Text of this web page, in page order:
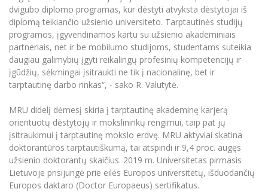
eDVS
Microsoft Office 365
MRU mobilios programėlės
Pagalbos sistema
Profesinė sąjunga
Kontaktų paieška
dvigubo diplomo programas, kur dėstyti atvyksta dėstytojai iš
diplomą teikiančio užsienio universiteto. Tarptautinės studijų
programos, įgyvendinamos kartu su užsienio akademiniais
partneriais, net ir be mobilumo studijoms, studentams suteikia
daugiau galimybių įgyti reikalingų profesinių kompetencijų ir
įgūdžių, sėkmingai įsitraukti ne tik į nacionalinę, bet ir
tarptautinę darbo rinkas“, - sako R. Valutytė.
MRU didelį dėmesį skiria į tarptautinę akademinę karjerą
orientuotų dėstytojų ir mokslininkų rengimui, taip pat jų
įsitraukimui į tarptautinę mokslo erdvę. MRU aktyviai skatina
doktorantūros tarptautiškumą, tai atspindi ir 9,4 proc. augęs
užsienio doktorantų skaičius. 2019 m. Universitetas pirmasis
Lietuvoje prisijungė prie eilės Europos universitetų, išduodančių
Europos daktaro (Doctor Europaeus) sertifikatus.